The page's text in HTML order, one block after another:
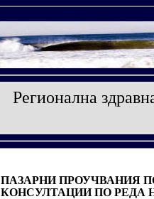
Регионална
ПАЗАРНИ ПРОУЧВАНИЯ
КОНСУЛТАЦИИ ПО РЕДА